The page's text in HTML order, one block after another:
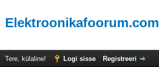
Elektroonikafoorum.com
Tere, külaline! Logi sisse Registreeri